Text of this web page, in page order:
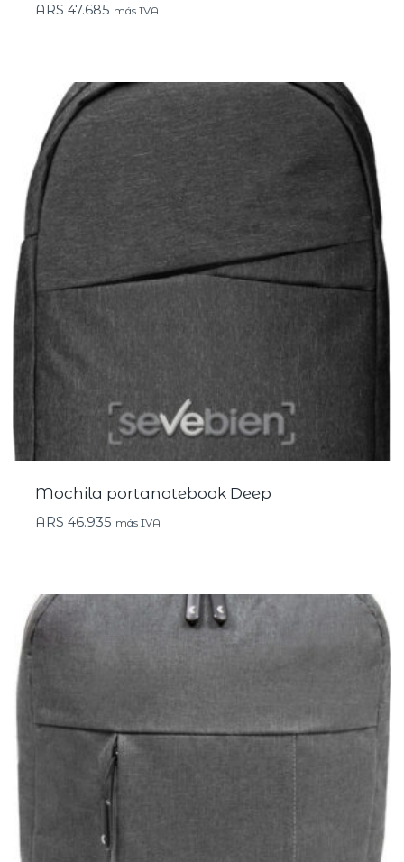
ARS 47.685 más IVA
Mochila portanotebook Deep
ARS 46.935 más IVA